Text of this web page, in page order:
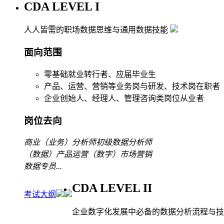
CDA LEVEL I
人人皆需的职场数据思维与通用数据技能
面向范围
零基础就业转行者、应届毕业生
产品、运营、营销等业务岗与研发、技术岗在职者
企业创始人、经理人、管理咨询类岗位从业者
岗位去向
商业（业务）分析师初级数据分析师
（数据）产品运营（数字）市场营销
数据专员...
考试大纲 CDA LEVEL II
企业数字化发展中必备的数据分析流程与